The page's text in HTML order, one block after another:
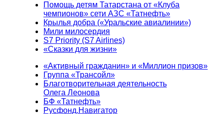
Помощь детям Татарстана от «Клуба
чемпионов» сети АЗС «Татнефть»
Крылья добра («Уральские авиалинии»)
Мили милосердия
S7 Priority (S7 Airlines)
«Сказки для жизни»
«Активный гражданин» и «Миллион призов»
Группа «Трансойл»
Благотворительная деятельность
Олега Леонова
БФ «Татнефть»
Русфонд.Навигатор